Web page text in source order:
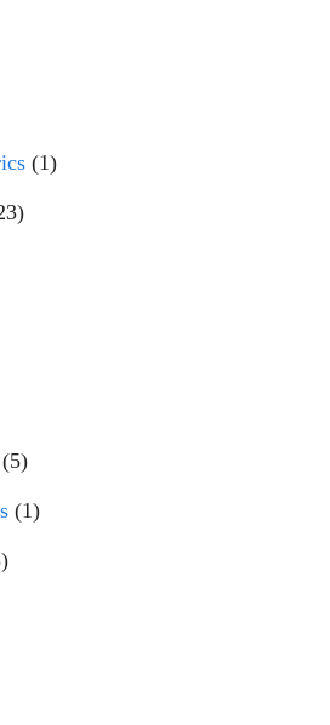
(1)
(5)
(1)